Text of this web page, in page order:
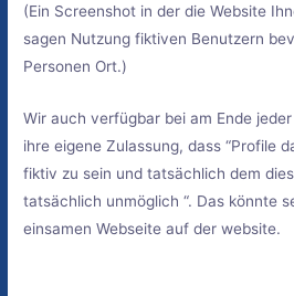
(Ein Screenshot in der die Website
sagen Nutzung fiktiven Benutzern
Personen Ort.)
Wir auch verfügbar bei am Ende
ihre eigene Zulassung, dass “Profile
fiktiv zu sein und tatsächlich dem
tatsächlich unmöglich “. Das könnte
einsamen Webseite auf der website.